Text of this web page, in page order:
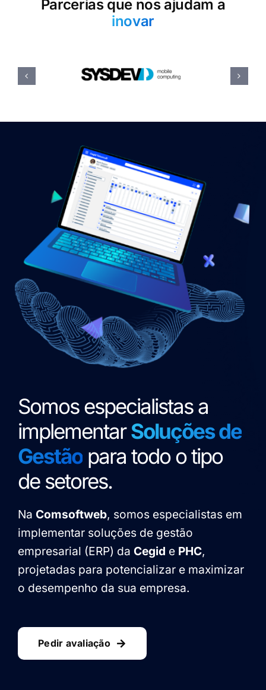
Parcerias que nos ajudam a
inovar
Somos especialistas a
implementarSoluções de
Gestãopara todo o tipo
de setores.
Na Comsoftweb, somos especialistas em
implementar soluções de gestão
empresarial (ERP) da Cegid e PHC,
projetadas para potencializar e maximizar
o desempenho da sua empresa.
Pedir avaliação